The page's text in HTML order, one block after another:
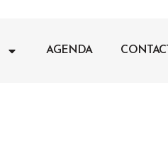
AGENDA CONTACT